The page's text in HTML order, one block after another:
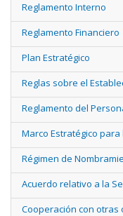
Reglamento Interno
Reglamento Financiero
Plan Estratégico
Reglas sobre el
Reglamento del
Marco Estratégico
Régimen de
Acuerdo relativo a la
Cooperación con